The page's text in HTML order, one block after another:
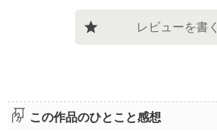
レビューを書く
この作品のひとこと感想